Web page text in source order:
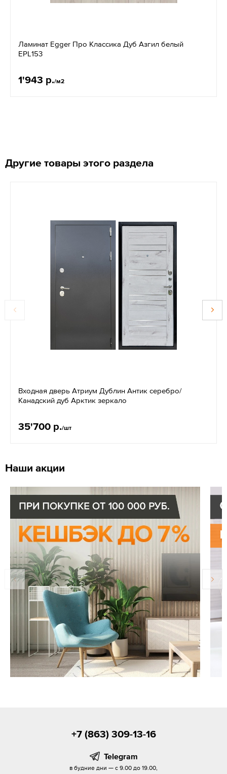
Ламинат Egger Про Классика Дуб Азгил белый
EPL153
1'943 р./м2
Другие товары этого раздела
Входная дверь Атриум Дублин Антик серебро/
Канадский дуб Арктик зеркало
35'700 р./шт
Наши акции
+7 (863) 309-13-16
Telegram
в будние дни — с 9.00 до 19.00,